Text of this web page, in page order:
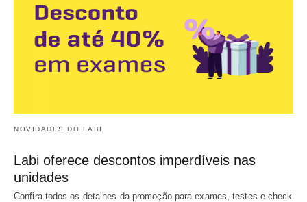
NOVIDADES DO LABI
Labi oferece descontos imperdíveis nas
unidades
Confira todos os detalhes da promoção para exames, testes e check